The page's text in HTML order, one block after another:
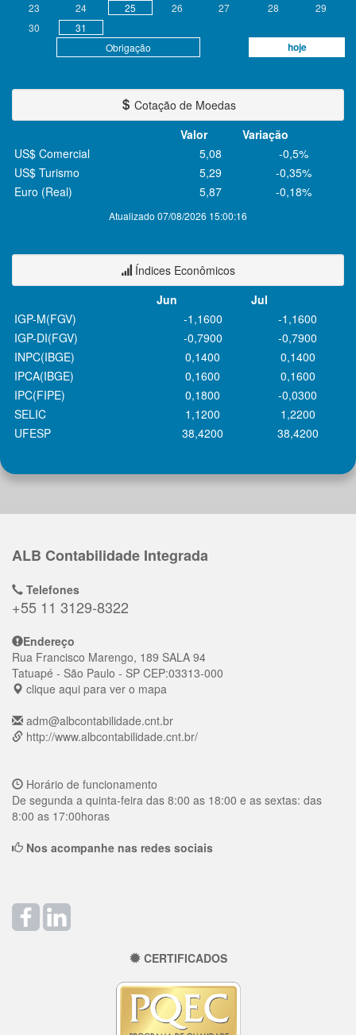
Obrigação hoje
23
24 25 26 27 28
29
30
31
Cotação de Moedas
Valor
Variação
Atualizado 07/08/2026 15:00:16
US$ Comercial 5,08
-0,5%
US$ Turismo
5,29
-0,35%
Euro (Real)
5,87 -0,18%
Índices Econômicos
Jun
Jul
IGP-M(FGV)
-1,1600
-1,1600
IGP-DI(FGV)
-0,7900
-0,7900
INPC(IBGE)
0,1400
0,1400
IPCA(IBGE)
0,1600
0,1600
IPC(FIPE)
0,1800
-0,0300
SELIC
1,1200
1,2200
UFESP
38,4200 38,4200
ALB Contabilidade Integrada
Telefones
+55 11 3129-8322
Endereço
Rua Francisco Marengo, 189 SALA 94
Tatuapé - São Paulo - SP CEP:03313-000
clique aqui para ver o mapa
adm@albcontabilidade.cnt.br
http://www.albcontabilidade.cnt.br/
Horário de funcionamento
De segunda a quinta-feira das 8:00 as 18:00 e as sextas: das
8:00 as 17:00horas
Nos acompanhe nas redes sociais
CERTIFICADOS